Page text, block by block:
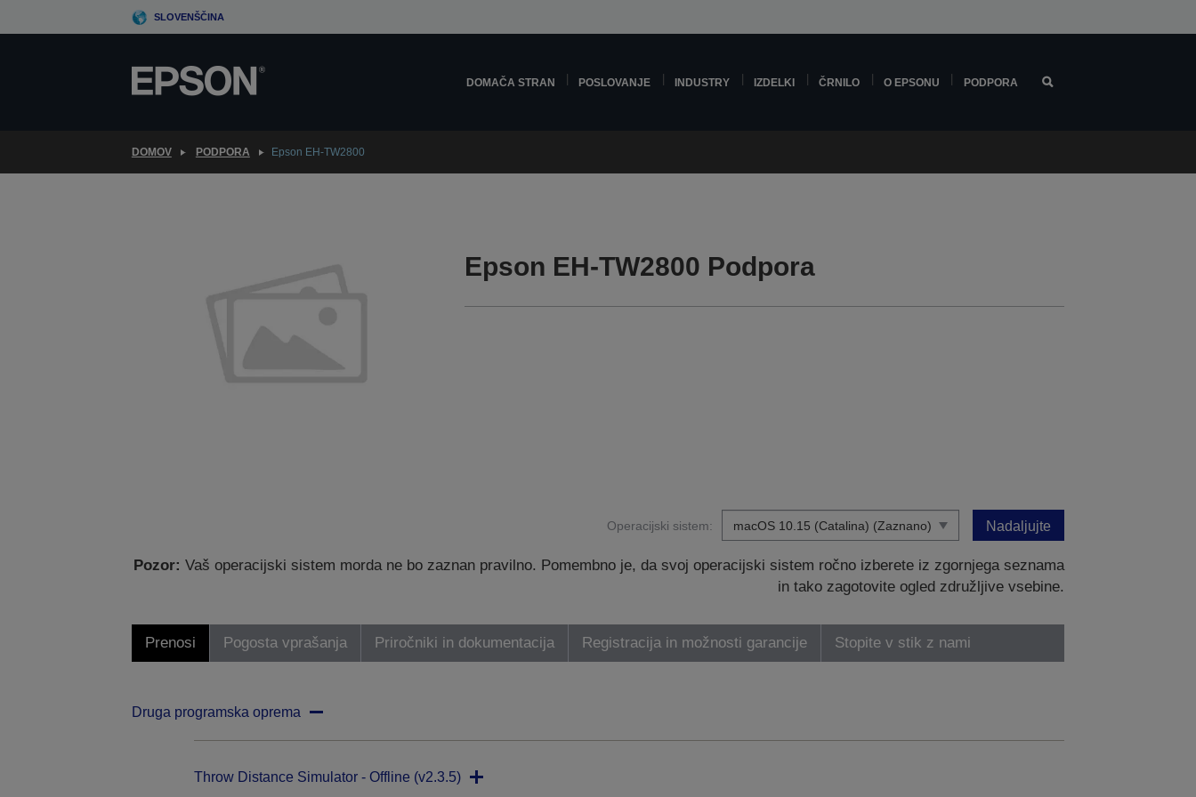
to
SLOVENŠČINA
DOMAČA STRAN POSLOVANJE INDUSTRY IZDELKI ČRNILO O EPSONU PODPORA
DOMOV PODPORA Epson EH-TW2800
Epson EH-TW2800 Podpora
Operacijski sistem: Nadaljujte
Pozor: Vaš operacijski sistem morda ne bo zaznan pravilno. Pomembno je, da svoj operacijski sistem ročno izberete iz zgornjega seznama
in tako zagotovite ogled združljive vsebine.
Prenosi Pogosta vprašanja Priročniki in dokumentacija Registracija in možnosti garancije Stopite v stik z nami
Druga programska oprema
Throw Distance Simulator - Offline (v2.3.5)